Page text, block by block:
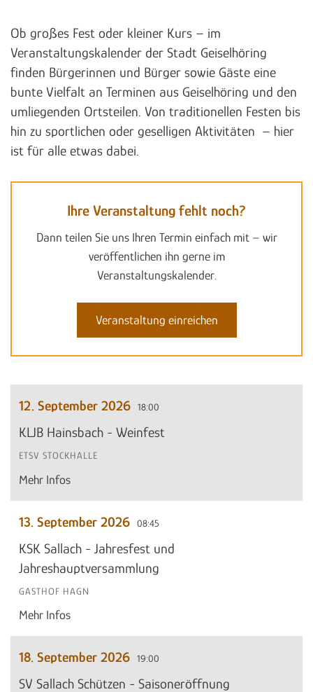
Ob großes Fest oder kleiner Kurs – im
Veranstaltungskalender der Stadt Geiselhöring
finden Bürgerinnen und Bürger sowie Gäste eine
bunte Vielfalt an Terminen aus Geiselhöring und den
umliegenden Ortsteilen. Von traditionellen Festen bis
hin zu sportlichen oder geselligen Aktivitäten – hier
ist für alle etwas dabei.
Ihre Veranstaltung fehlt noch?
Dann teilen Sie uns Ihren Termin einfach mit – wir
veröffentlichen ihn gerne im
Veranstaltungskalender.
Veranstaltung einreichen
12. September 2026 18:00
KLJB Hainsbach - Weinfest
ETSV STOCKHALLE
Mehr Infos
13. September 2026 08:45
KSK Sallach - Jahresfest und
Jahreshauptversammlung
GASTHOF HAGN
Mehr Infos
18. September 2026 19:00
SV Sallach Schützen - Saisoneröffnung